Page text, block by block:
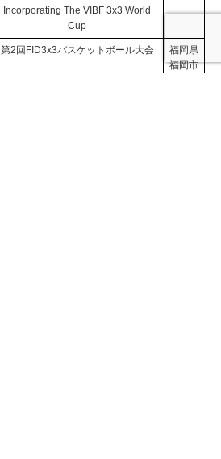
Incorporating The VIBF 3x3 World
Cup
第2回FID3x3バスケットボール大会
福岡県
福岡市